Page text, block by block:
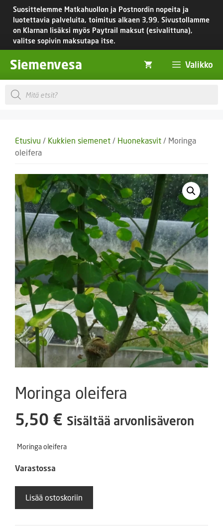
Siirry
sisältöön
Suosittelemme Matkahuollon ja Postnordin nopeita ja
luotettavia palveluita, toimitus alkaen 3,99. Sivustollamme
on Klarnan lisäksi myös Paytrail maksut (esivalittuna),
valitse sopivin maksutapa itse.
Siemenvesa Valikko
Products
search
Etusivu / Kukkien siemenet / Huonekasvit / Moringa
oleifera
Moringa oleifera
5,50 € Sisältää arvonlisäveron
Moringa oleifera
Varastossa
oleifera
Lisää ostoskoriin